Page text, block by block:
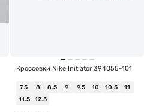
Кроссовки Nike Initiator 394055-101
7.5 8 8.5 9 9.5 10 10.5
11
11.5
12.5